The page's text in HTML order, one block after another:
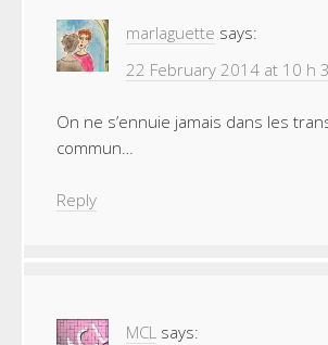
marlaguette says:
22 February 2014 at 10 h
On ne s’ennuie jamais dans les
commun…
Reply
MCL says: